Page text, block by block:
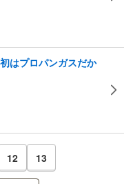
はプロパンガスだか
12 13